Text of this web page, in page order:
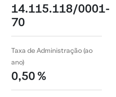
14.115.118/0001-
70
Taxa de Administração (ao
ano)
0,50 %